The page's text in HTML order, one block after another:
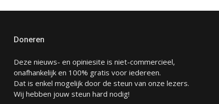
Doneren
Deze nieuws- en opiniesite is niet-commercieel,
onafhankelijk en 100% gratis voor iedereen.
Dat is enkel mogelijk door de steun van onze lezers.
Wij hebben jouw steun hard nodig!